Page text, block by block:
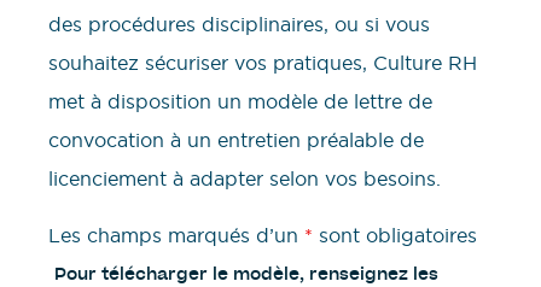
des procédures disciplinaires, ou si vous
souhaitez sécuriser vos pratiques, Culture RH
met à disposition un modèle de lettre de
convocation à un entretien préalable de
licenciement à adapter selon vos besoins.
Les champs marqués d’un * sont obligatoires
Pour télécharger le modèle, renseignez les